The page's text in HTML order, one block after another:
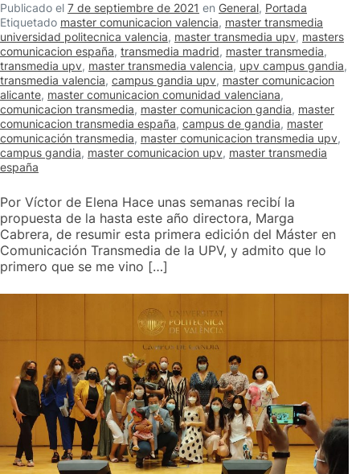
Publicado el 7 de septiembre de 2021 en General, Portada
Etiquetado master comunicacion valencia, master transmedia
universidad politecnica valencia, master transmedia upv, masters
comunicacion españa, transmedia madrid, master transmedia,
transmedia upv, master transmedia valencia, upv campus gandia,
transmedia valencia, campus gandia upv, master comunicacion
alicante, master comunicacion comunidad valenciana,
comunicacion transmedia, master comunicacion gandia, master
comunicacion transmedia españa, campus de gandia, master
comunicación transmedia, master comunicacion transmedia upv,
campus gandia, master comunicacion upv, master transmedia
españa
Por Víctor de Elena Hace unas semanas recibí la
propuesta de la hasta este año directora, Marga
Cabrera, de resumir esta primera edición del Máster en
Comunicación Transmedia de la UPV, y admito que lo
primero que se me vino […]